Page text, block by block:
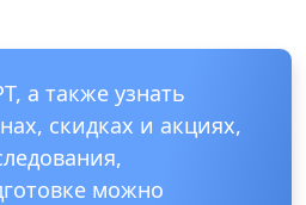
а также узнать
скидках и акциях,
можно